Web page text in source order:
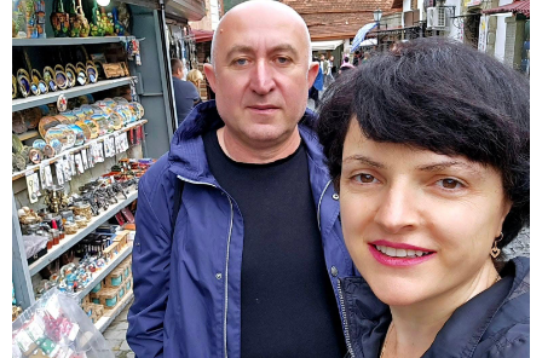
13:52 / 06-08-2026
4 წლით პატიმრობა მიესაჯა
სანიტარს, რომელმაც შვილი
ბათუმში, კლინიკის
საპირფარეშოში გააჩინა,
შემდეგ კი დაზიანებები მიაყენა
11:16 / 06-08-2026
ცნობილი ხდება, რომ
მოსკოვში, რესტორანში
მომხდარ აფეთქებას რუსი
გენერალი ემსხვერპლა -